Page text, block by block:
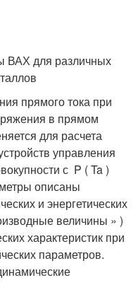
ВАХ для различных
прямого тока при
в прямом
для расчета
управления
с P ( Ta)
описаны
и энергетических
величины » )
характеристик при
параметров.